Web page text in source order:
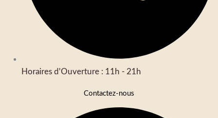
Horaires d'Ouverture : 11h - 21h
Contactez-nous